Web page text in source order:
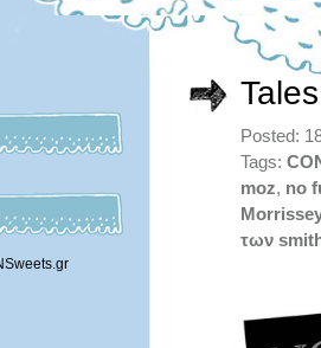
Posted:
Tags:
moz, no
των